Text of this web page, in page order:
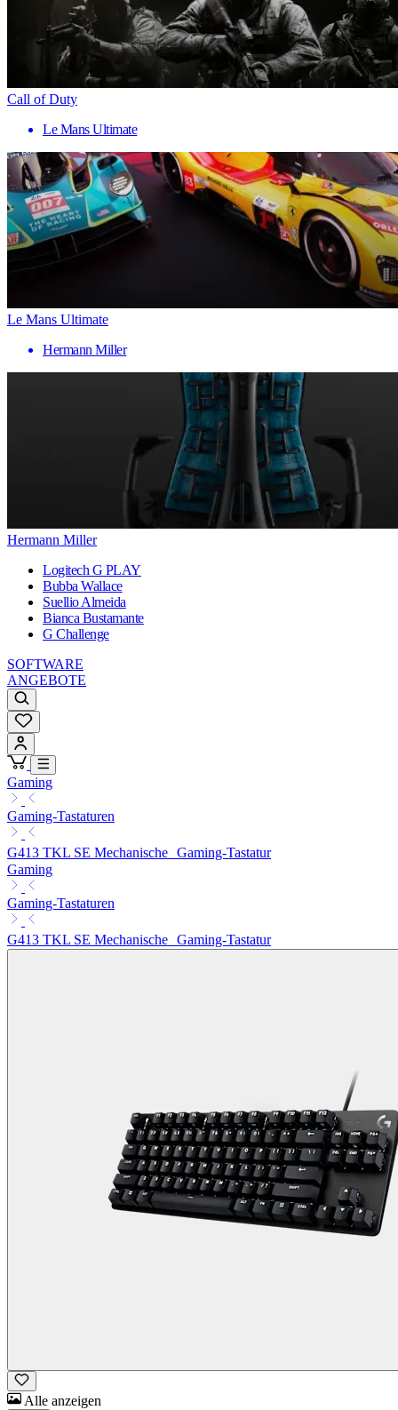
Call of Duty
Le Mans Ultimate
Le Mans Ultimate
Hermann Miller
Hermann Miller
Logitech G PLAY
Bubba Wallace
Suellio Almeida
Bianca Bustamante
G Challenge
SOFTWARE
ANGEBOTE
Gaming
Gaming-Tastaturen
G413 TKL SE Mechanische Gaming-Tastatur
Gaming
Gaming-Tastaturen
G413 TKL SE Mechanische Gaming-Tastatur
Alle anzeigen